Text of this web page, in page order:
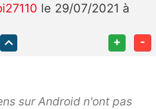
le 29/07/2021 à
+ -
sur Android n'ont pas